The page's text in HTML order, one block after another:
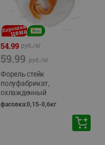
54.99 руб./кг
59.99 руб./кг
Форель стейк
полуфабрикат,
охлажденный
фасовка:0,15-0,6кг